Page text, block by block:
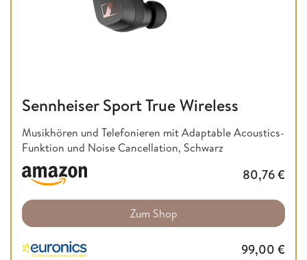
Sennheiser Sport True Wireless
Musikhören und Telefonieren mit Adaptable Acoustics-
Funktion und Noise Cancellation, Schwarz
80,76€
Zum Shop
99,00 €